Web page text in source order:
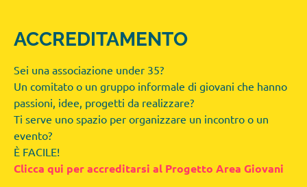
ACCREDITAMENTO
Sei una associazione under 35?
Un comitato o un gruppo informale di giovani che hanno
passioni, idee, progetti da realizzare?
Ti serve uno spazio per organizzare un incontro o un
evento?
È FACILE!
Clicca qui per accreditarsi al Progetto Area Giovani